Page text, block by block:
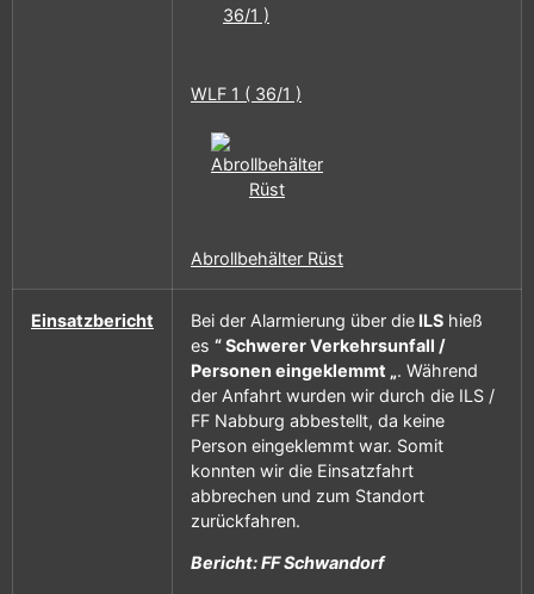
WLF 1 ( 36/1 )
Abrollbehälter Rüst
Einsatzbericht Bei der Alarmierung über die ILS hieß
es “ Schwerer Verkehrsunfall /
Personen eingeklemmt „. Während
der Anfahrt wurden wir durch die ILS /
FF Nabburg abbestellt, da keine
Person eingeklemmt war. Somit
konnten wir die Einsatzfahrt
abbrechen und zum Standort
zurückfahren.
Bericht: FF Schwandorf